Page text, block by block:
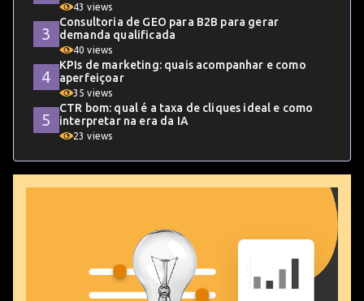
43 views
Consultoria de GEO para B2B para gerar
demanda qualificada
40 views
KPIs de marketing: quais acompanhar e como
aperfeiçoar
35 views
CTR bom: qual é a taxa de cliques ideal e como
interpretar na era da IA
23 views